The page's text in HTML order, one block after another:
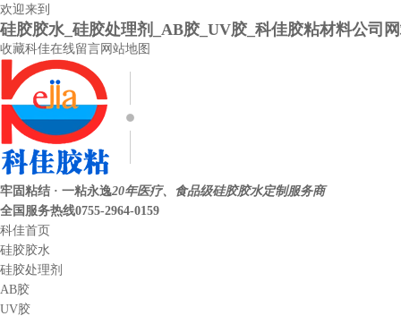
欢迎来到
硅胶胶水_硅胶处理剂_AB胶_UV胶_科佳胶粘材料公司
收藏科佳在线留言网站地图
牢固粘结 · 一粘永逸20年医疗、食品级硅胶胶水定制服务商
全国服务热线0755-2964-0159
科佳首页
硅胶胶水
硅胶处理剂
AB胶
UV胶